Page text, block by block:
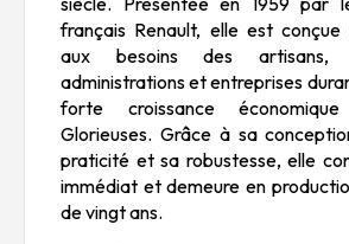
français Renault, elle est conçue
aux besoins des artisans,
administrations et entreprises
forte croissance
Glorieuses. Grâce à sa
praticité et sa robustesse, elle
immédiat et demeure en
de vingt ans.